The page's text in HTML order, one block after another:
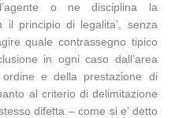
o ne disciplina la
il principio di legalita’, senza
quale contrassegno tipico
in ogni caso dall’area
e della prestazione di
al criterio di delimitazione
difetta – come si e’ detto